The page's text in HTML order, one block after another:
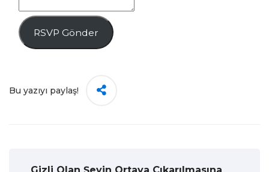
RSVP Gönder
Bu yazıyı paylaş!